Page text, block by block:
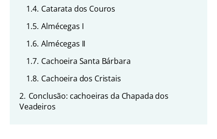
1.4. Catarata dos Couros
1.5. Almécegas I
1.6. Almécegas II
1.7. Cachoeira Santa Bárbara
1.8. Cachoeira dos Cristais
2. Conclusão: cachoeiras da Chapada dos
Veadeiros